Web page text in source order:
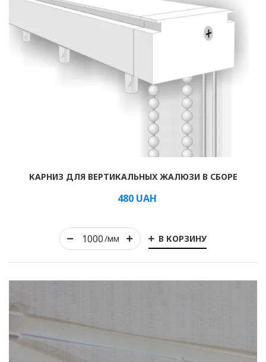
Римские
/мм В КОРЗИНУ
КАРНИЗ ДЛЯ ВЕРТИКАЛЬНЫХ ЖАЛЮЗИ В СБОРЕ
480 UAH